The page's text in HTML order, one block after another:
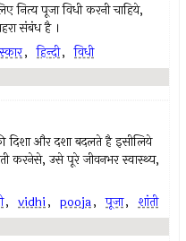
नित्य पूजा विधी करनी चाहिये,
संबंध है ।
, हिन्दी, विधी
दिशा और दशा बदलते है इसीलिये
करनेसे, उसे पूरे जीवनभर स्वास्थ्य,
, vidhi, pooja, पूजा, शांती